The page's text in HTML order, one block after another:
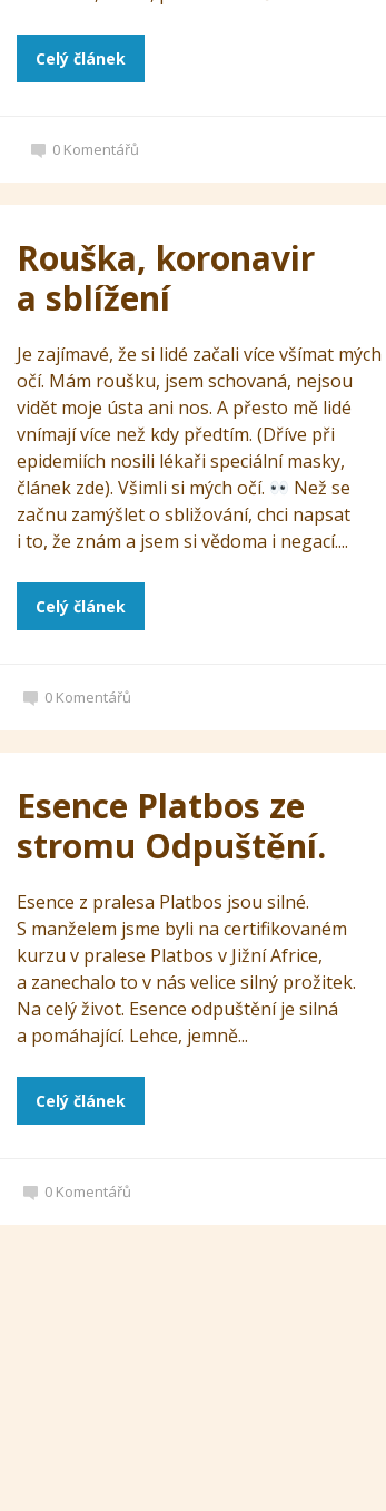
Celý článek
0 Komentářů
Rouška, koronavir
a sblížení
Je zajímavé, že si lidé začali více všímat mých
očí. Mám roušku, jsem schovaná, nejsou
vidět moje ústa ani nos. A přesto mě lidé
vnímají více než kdy předtím. (Dříve při
epidemiích nosili lékaři speciální masky,
článek zde). Všimli si mých očí.
Než se
začnu zamýšlet o sbližování, chci napsat
i to, že znám a jsem si vědoma i negací....
Celý článek
0 Komentářů
Esence Platbos ze
stromu Odpuštění.
Esence z pralesa Platbos jsou silné.
S manželem jsme byli na certifikovaném
kurzu v pralese Platbos v Jižní Africe,
a zanechalo to v nás velice silný prožitek.
Na celý život. Esence odpuštění je silná
a pomáhající. Lehce, jemně...
Celý článek
0 Komentářů